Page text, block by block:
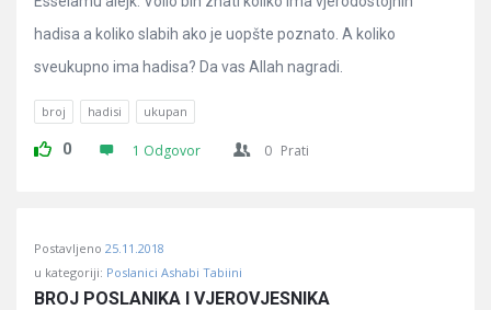
hadisa a koliko slabih ako je uopšte poznato. A koliko
sveukupno ima hadisa? Da vas Allah nagradi.
broj hadisi ukupan
0 1 Odgovor 0 Prati
Postavljeno 25.11.2018
u kategoriji: Poslanici Ashabi Tabiini
BROJ POSLANIKA I VJEROVJESNIKA